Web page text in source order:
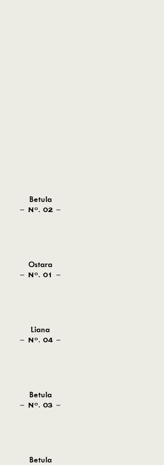
Betula
NO . 02
Ostara
NO . 01
Liana
NO . 04
Betula
NO . 03
Betula